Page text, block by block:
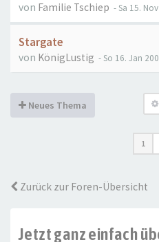
von Familie Tschiep - Sa 15.
Stargate
von KönigLustig - So 16. Jan
Neues Thema
1
Zurück zur Foren-Übersicht
Jetzt ganz einfach